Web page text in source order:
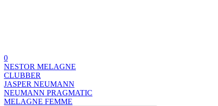
0
NESTOR MELAGNE
CLUBBER
JASPER NEUMANN
NEUMANN PRAGMATIC
MELAGNE FEMME